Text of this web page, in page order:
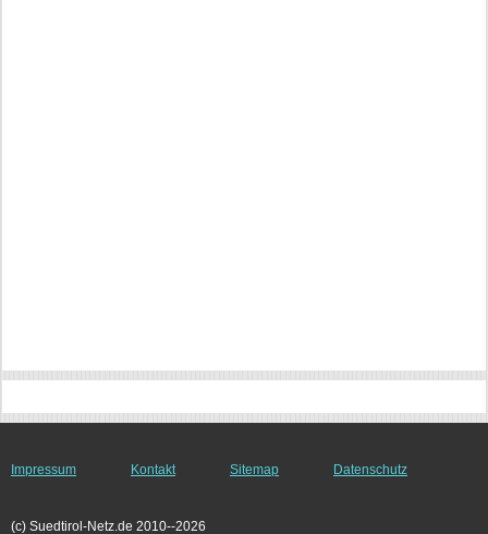
Impressum Kontakt Sitemap Datenschutz
(c) Suedtirol-Netz.de 2010--2026